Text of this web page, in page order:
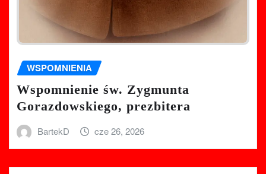
WSPOMNIENIA
Wspomnienie św. Zygmunta
Gorazdowskiego, prezbitera
BartekD cze 26, 2026